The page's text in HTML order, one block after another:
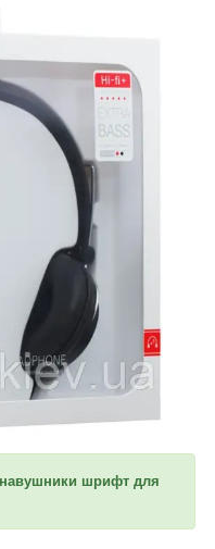
навушники шрифт для